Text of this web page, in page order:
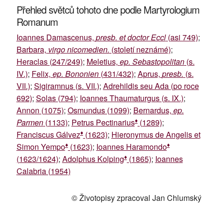
Přehled světců tohoto dne podle Martyrologium
Romanum
Ioannes Damascenus, presb. et doctor Eccl(asi 749);
Barbara, virgo nicomedien. (století neznámé);
Heraclas (247/249); Meletius, ep. Sebastopolitan(s.
IV.); Felix, ep. Bononien(431/432); Aprus, presb. (s.
VII.); Sigiramnus (s. VII.); Adrehildis seu Ada (po roce
692); Solas (794); Ioannes Thaumaturgus (s. IX.);
Annon (1075); Osmundus (1099); Bernardus, ep.
Parmen(1133); Petrus Pectinarius♦(1289);
Franciscus Gálvez♦(1623); Hieronymus de Angelis et
Simon Yempo♦(1623); Ioannes Haramondo♦
(1623/1624); Adolphus Kolping♦(1865); Ioannes
Calabria (1954)
© Životopisy zpracoval Jan Chlumský